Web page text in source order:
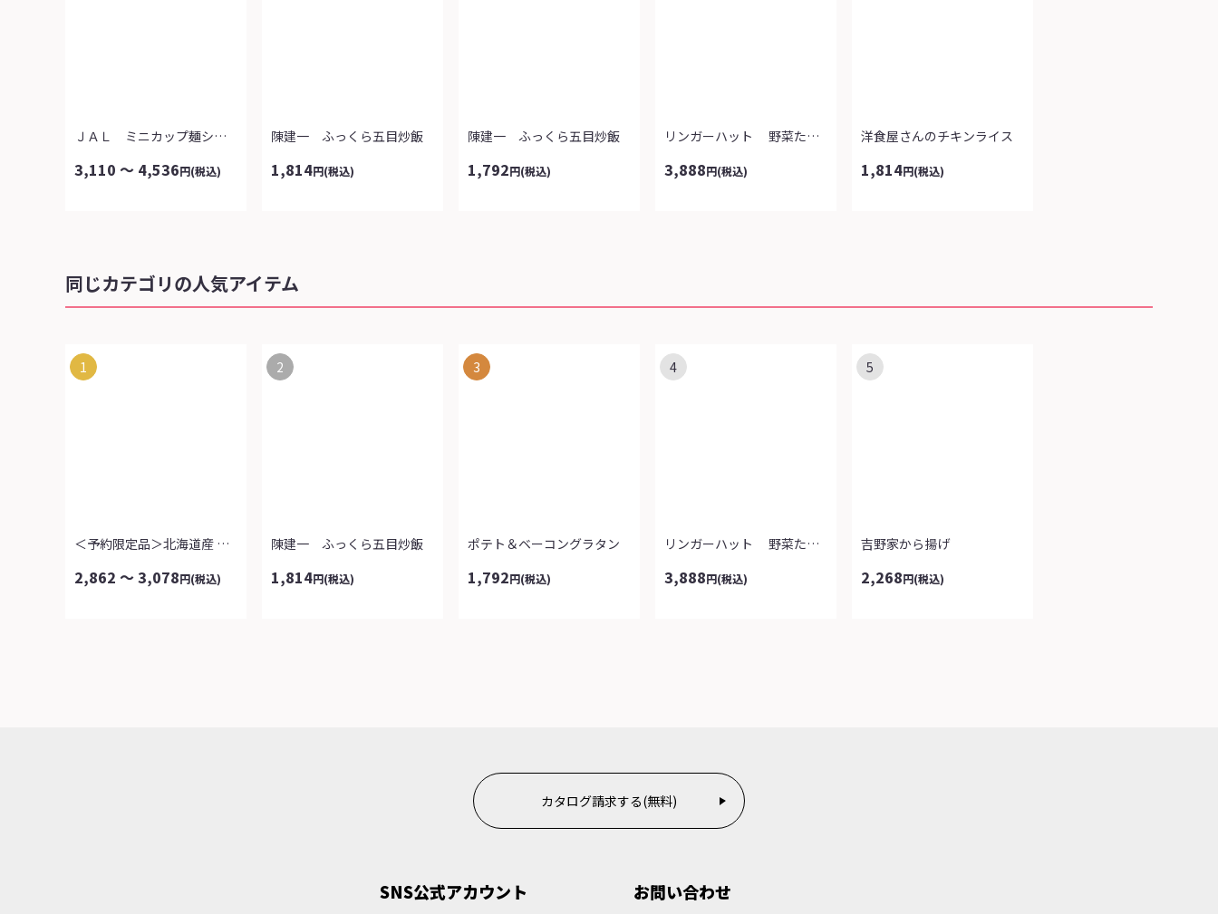
ＪＡＬ ミニカップ麺シリーズ
3,110 ～ 4,536円(税込)
陳建一 ふっくら五目炒飯
1,814円(税込)
陳建一 ふっくら五目炒飯
1,792円(税込)
リンガーハット 野菜たっぷりちゃんぽ...
3,888円(税込)
洋食屋さんのチキンライス
1,814円(税込)
同じカテゴリの人気アイテム
1
＜予約限定品＞北海道産 フレッシュスイ...
2,862 ～ 3,078円(税込)
2
陳建一 ふっくら五目炒飯
1,814円(税込)
3
ポテト＆ベーコングラタン
1,792円(税込)
4
リンガーハット 野菜たっぷりちゃんぽ...
3,888円(税込)
5
吉野家から揚げ
2,268円(税込)
カタログ請求する(無料)
SNS公式アカウント お問い合わせ